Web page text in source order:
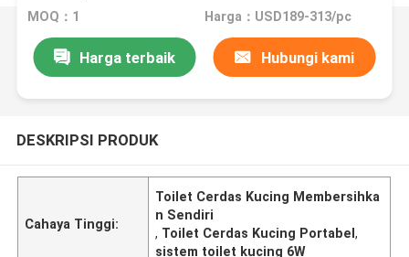
MOQ：1 Harga：USD189-313/pc
Harga terbaik Hubungi kami
DESKRIPSI PRODUK
Cahaya Tinggi:
Toilet Cerdas Kucing Membersihka
n Sendiri
, Toilet Cerdas Kucing Portabel,
sistem toilet kucing 6W